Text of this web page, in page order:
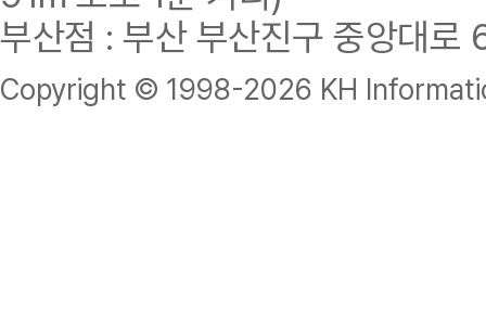
부산점 : 부산 부산진구 중앙대
Copyright © 1998-2026 KH